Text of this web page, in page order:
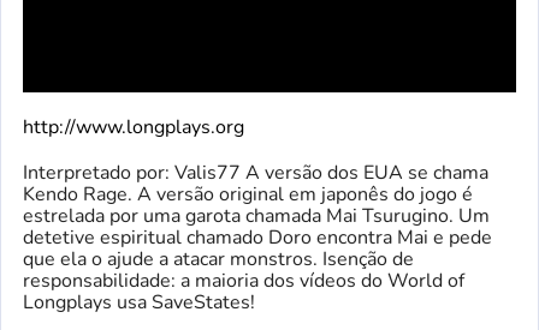
http://www.longplays.org
Interpretado por: Valis77 A versão dos EUA se chama
Kendo Rage. A versão original em japonês do jogo é
estrelada por uma garota chamada Mai Tsurugino. Um
detetive espiritual chamado Doro encontra Mai e pede
que ela o ajude a atacar monstros. Isenção de
responsabilidade: a maioria dos vídeos do World of
Longplays usa SaveStates!